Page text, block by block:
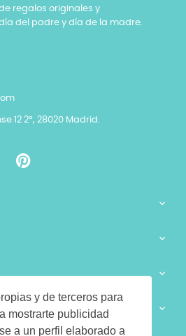
y de terceros para
mostrarte publicidad
a un perfil elaborado a
regalos originales y
del padre y día de la madre.
12 2º, 28020 Madrid.



